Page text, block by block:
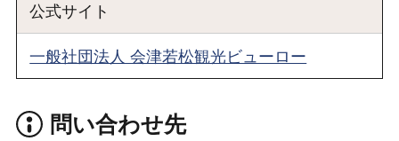
公式サイト
一般社団法人 会津若松観光ビューロー
問い合わせ先